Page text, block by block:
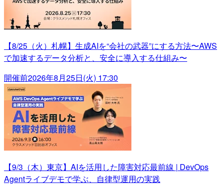
【8/25（火）札幌】生成AIを“会社の武器”にする方法〜AWS
で加速するデータ分析と、安全に導入する仕組み〜
開催前2026年8月25日(火) 17:30
【9/3（木）東京】AIを活用した障害対応最前線 | DevOps
Agentライブデモで学ぶ、自律型運用の実践